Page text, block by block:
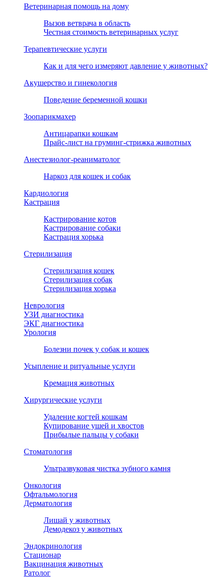
Ветеринарная помощь на дому
Вызов ветврача в область
Честная стоимость ветеринарных услуг
Терапевтические услуги
Как и для чего измеряют давление у животных?
Акушерство и гинекология
Поведение беременной кошки
Зоопарикмахер
Антицарапки кошкам
Прайс-лист на груминг-стрижка животных
Анестезиолог-реаниматолог
Наркоз для кошек и собак
Кардиология
Кастрация
Кастрирование котов
Кастрирование собаки
Кастрация хорька
Стерилизация
Стерилизация кошек
Стерилизация собак
Стерилизация хорька
Неврология
УЗИ диагностика
ЭКГ диагностика
Урология
Болезни почек у собак и кошек
Усыпление и ритуальные услуги
Кремация животных
Хирургические услуги
Удаление когтей кошкам
Купирование ушей и хвостов
Прибылые пальцы у собаки
Стоматология
Ультразвуковая чистка зубного камня
Онкология
Офтальмология
Дерматология
Лишай у животных
Демодекоз у животных
Эндокринология
Стационар
Вакцинация животных
Ратолог